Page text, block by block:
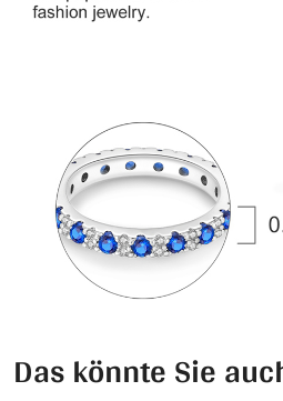
Das könnte Sie